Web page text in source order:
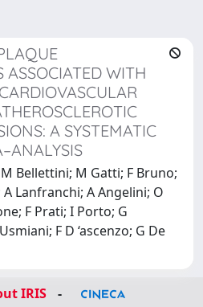
ASSOCIATED WITH
A SYSTEMATIC
Bellettini; M Gatti; F Bruno;
A Lanfranchi; A Angelini; O
F Prati; I Porto; G
F D ‘ascenzo; G De
IRIS
-